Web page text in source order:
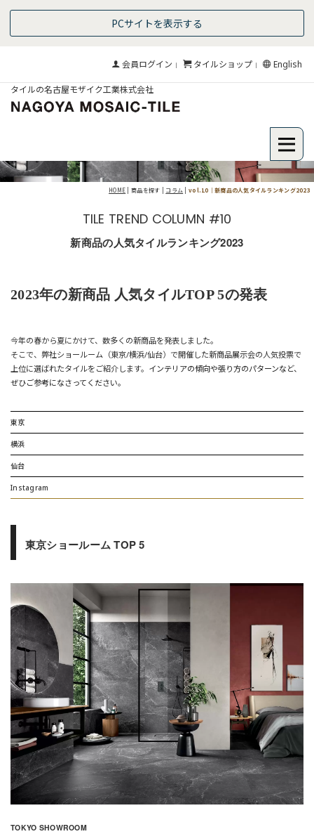
PCサイトを表示する
会員ログイン タイルショップ English
タイルの名古屋モザイク工業株式会社
HOME | 商品を探す | コラム vol.10｜新商品の人気タイルランキング2023
TILE TREND COLUMN #10
新商品の人気タイルランキング2023
2023年の新商品 人気タイルTOP 5の発表
今年の春から夏にかけて、数多くの新商品を発表しました。
そこで、弊社ショールーム（東京/横浜/仙台）で開催した新商品展示会の人気投票で
上位に選ばれたタイルをご紹介します。 インテリアの傾向や張り方のパターンなど、
ぜひご参考になさってください。
東京
横浜
仙台
Instagram
東京ショールーム TOP 5
TOKYO SHOWROOM